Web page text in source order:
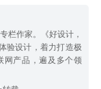
栏作家。《好设计，
验设计，着力打造极
网产品，遍及多个领